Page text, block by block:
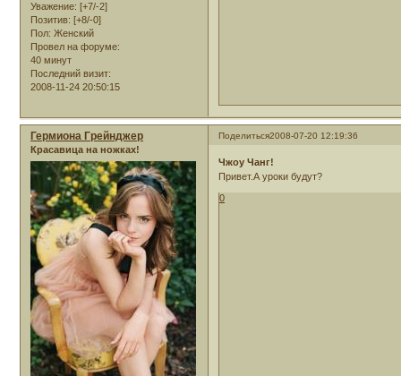
Уважение: [+7/-2]
Позитив: [+8/-0]
Пол: Женский
Провел на форуме:
40 минут
Последний визит:
2008-11-24 20:50:15
Поделиться2008-07-20 12:19:36
Гермиона Грейнджер
Красавица на ножках!
Чжоу Чанг!
Привет.А уроки будут?
0